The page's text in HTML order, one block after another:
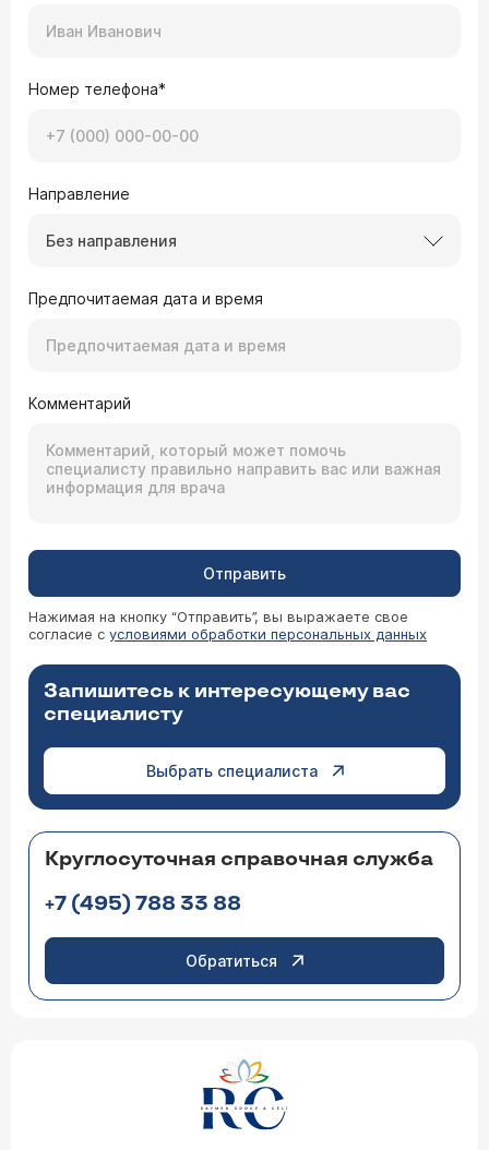
Номер телефона*
Направление
Без направления
Предпочитаемая дата и время
Комментарий
Отправить
Нажимая на кнопку “Отправить”, вы выражаете свое
согласие с условиями обработки персональных данных
Запишитесь к интересующему вас
специалисту
Выбрать специалиста
Круглосуточная справочная служба
+7 (495) 788 33 88
Обратиться